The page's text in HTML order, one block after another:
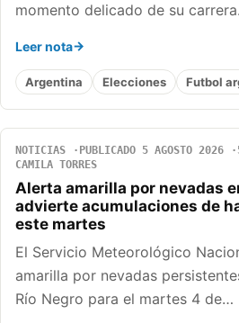
momento delicado de su
Leer nota
Argentina Elecciones Futbol
NOTICIAS PUBLICADO 5 AGOSTO 2026
CAMILA TORRES
Alerta amarilla por nevadas
advierte acumulaciones de
este martes
El Servicio Meteorológico
amarilla por nevadas
Río Negro para el martes 4 de…